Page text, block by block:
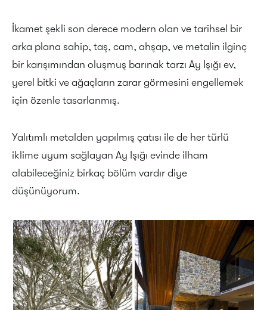
İkamet şekli son derece modern olan ve tarihsel bir
arka plana sahip, taş, cam, ahşap, ve metalin ilginç
bir karışımından oluşmuş barınak tarzı Ay Işığı ev,
yerel bitki ve ağaçların zarar görmesini engellemek
için özenle tasarlanmış.
Yalıtımlı metalden yapılmış çatısı ile de her türlü
iklime uyum sağlayan Ay Işığı evinde ilham
alabileceğiniz birkaç bölüm vardır diye
düşünüyorum.